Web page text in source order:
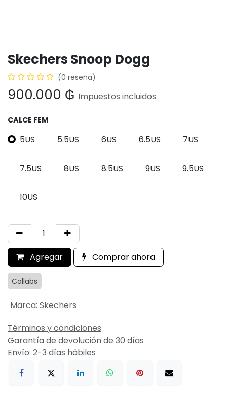
Skechers Snoop Dogg
(0 reseña)
900.000 ₲ Impuestos incluidos
CALCE FEM
5US 5.5US 6US 6.5US 7US
7.5US 8US 8.5US 9US 9.5US
10US
Agregar Comprar ahora
Collabs
Marca: Skechers
Términos y condiciones
Garantía de devolución de 30 días
Envío: 2-3 días hábiles